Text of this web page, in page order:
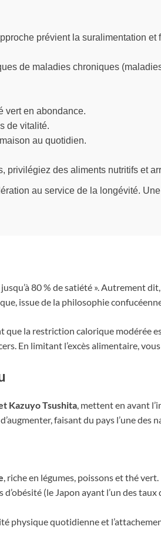
prévient la suralimentation
de maladies chroniques
vert en abondance.
de vitalité.
au quotidien.
privilégiez des aliments nutritifs et
au service de la longévité.
80 % de satiété ». Autrement
issue de la philosophie
que la restriction calorique modérée
En limitant l’excès alimentaire,
Kazuyo Tsushita, mettent en avant
d’augmenter, faisant du pays l’une
, riche en légumes, poissons et thé vert.
d’obésité (le Japon ayant l’un des
physique quotidienne et